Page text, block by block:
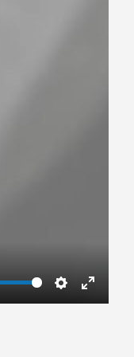
Settings
Enter